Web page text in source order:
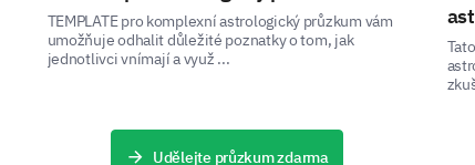
Final Feedback
Share your overall experience and any additional
Please, share any additional comments or
our product/services.
TEMPLATE pro komplexní astrologický průzkum vám
umožňuje odhalit důležité poznatky o tom, jak
jednotlivci vnímají a využ ...
Udělejte průzkum zdarma